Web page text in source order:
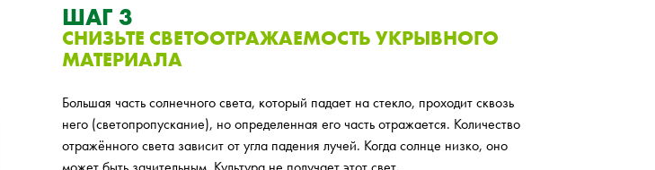
ШАГ 3
СНИЗЬТЕ СВЕТООТРАЖАЕМОСТЬ УКРЫВНОГО
МАТЕРИАЛА
Большая часть солнечного света, который падает на стекло, проходит сквозь
него (светопропускание), но определенная его часть отражается. Количество
отражённого света зависит от угла падения лучей. Когда солнце низко, оно